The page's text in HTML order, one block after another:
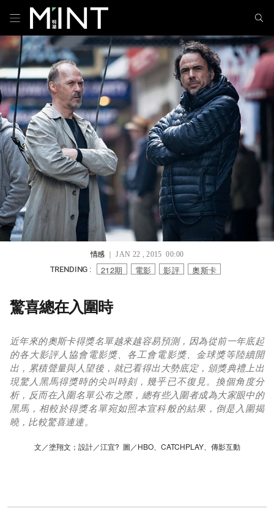
情感｜ JAN 22 , 2015 00:00
TRENDING : 212期 電影 影評 奧斯卡
驚喜總在入圍時
近年來的奧斯卡得獎名單越來越容易預測，因為從前一年底起
的各大影評人協會電影獎、各工會電影獎、金球獎等陸續開
出，累積聲量與人望後，就已看得出大勢底定，頒獎典禮上出
現驚人黑馬得獎時的尖叫時刻，幾乎已不復見。換個角度分
析，反而在入圍名單公布之際，總有些入圍者成為大家眼中的
黑馬，相較於得獎名單宛如照本宣科般的結果，倒是入圍揭
曉，比較驚喜連連。
文／塗翔文；設計／江宜? 圖／HBO、CATCHPLAY、傳影互動